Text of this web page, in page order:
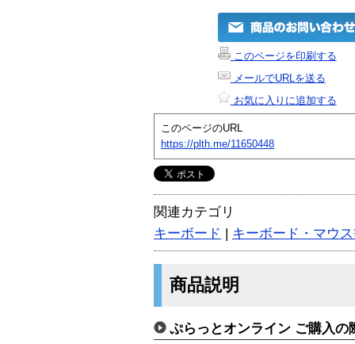
このページを印刷する
メールでURLを送る
お気に入りに追加する
このページのURL
https://plth.me/11650448
関連カテゴリ
キーボード | キーボード・マウ
商品説明
ぷらっとオンライン ご購入の